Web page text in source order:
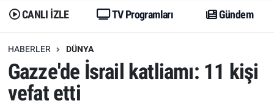
CANLI İZLE TV Programları Gündem
HABERLER DÜNYA
Gazze'de İsrail katliamı: 11 kişi
vefat etti
Dünya
Erişim Bilgileri
Ekonomi
Trend
Erişim Bilgileri
Spor
Trafik Durumu
Erişim Bilgileri
Tüm Manşetler